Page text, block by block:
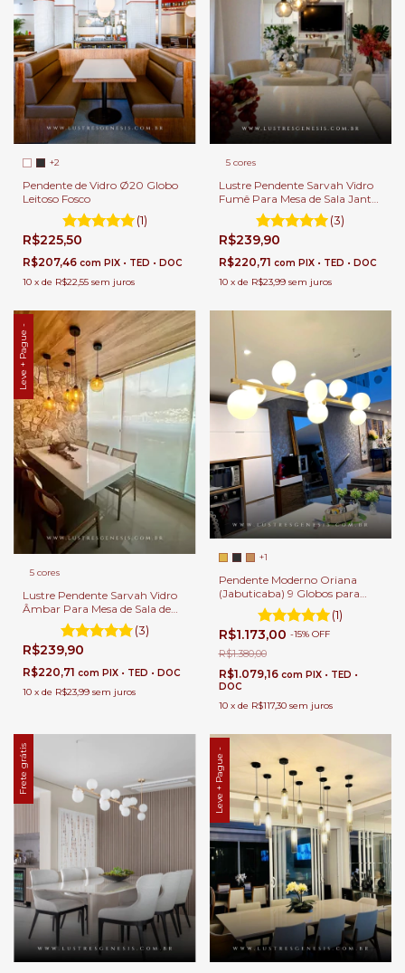
+2
Pendente de Vidro Ø20 Globo
Leitoso Fosco
(1)
R$225,50
R$207,46 com PIX • TED • DOC
10 x de R$22,55 sem juros
5 cores
Lustre Pendente Sarvah Vidro
Fumê Para Mesa de Sala Jantar
e Balcão de Cozinha.
(3)
R$239,90
R$220,71 com PIX • TED • DOC
10 x de R$23,99 sem juros
Leve + Pague -
5 cores
Lustre Pendente Sarvah Vidro
Âmbar Para Mesa de Sala de
(3)
R$239,90
R$220,71 com PIX • TED • DOC
10 x de R$23,99 sem juros
+1
Pendente Moderno Oriana
(Jabuticaba) 9 Globos para
Sala de Jantar e Ambientes
Gourmet
(1)
R$1.173,00 -15% OFF
R$1.380,00
R$1.079,16 com PIX • TED •
DOC
10 x de R$117,30 sem juros
Frete grátis Leve + Pague -